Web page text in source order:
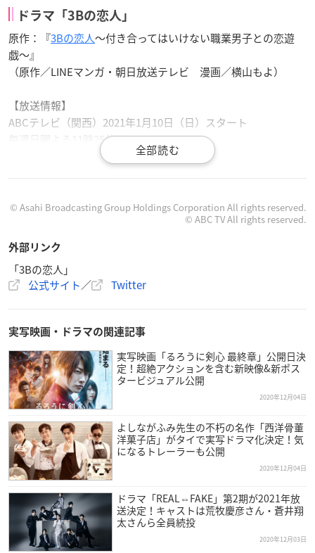
ドラマ「3Bの恋人」
原作：『3Bの恋人〜付き合ってはいけない職業男子との恋遊
戯〜』
（原作／LINEマンガ・朝日放送テレビ 漫画／横山もよ）
【放送情報】
ABCテレビ（関西）2021年1月10日（日）スタート
毎週日曜よる11時25分
テレビ朝日（関東）2021年1月9日（土）スタート
※地上波放送終了後、TVer・GYAO!にて見逃し配信あり
地上波放送終了翌日より、U-NEXT にて独占配信
※TVer・GYAO!での見逃し配信は除く
【スタッフ】
脚本：政池洋佑、藤原珠恵
チーフプロデューサー：山崎宏太 (ABCテレビ)
プロデューサ：矢内達也 (ABCテレビ)、清家優輝 (ファインエ
ンターテイメント)
制作協力：ファインエンターテイメント
制作著作：ABCグループホールディングス ABCテレビ
【キャスト】
馬場ふみか
神谷健太
HIROSHI（FIVE NEW OLD）
八木アリサ
みひろ
田村健太郎
© Asahi Broadcasting Group Holdings Corporation All rights reserved.
© ABC TV All rights reserved.
外部リンク
「3Bの恋人」
公式サイト／ Twitter
実写映画・ドラマの関連記事
実写映画「るろうに剣心 最終章」公開日決
定！超絶アクションを含む新映像&新ポス
タービジュアル公開
2020年12月04日
よしながふみ先生の不朽の名作「西洋骨董
洋菓子店」がタイで実写ドラマ化決定！気
になるトレーラーも公開
2020年12月04日
ドラマ「REAL⇔FAKE」第2期が2021年放
送決定！キャストは荒牧慶彦さん・蒼井翔
太さんら全員続投
2020年12月03日